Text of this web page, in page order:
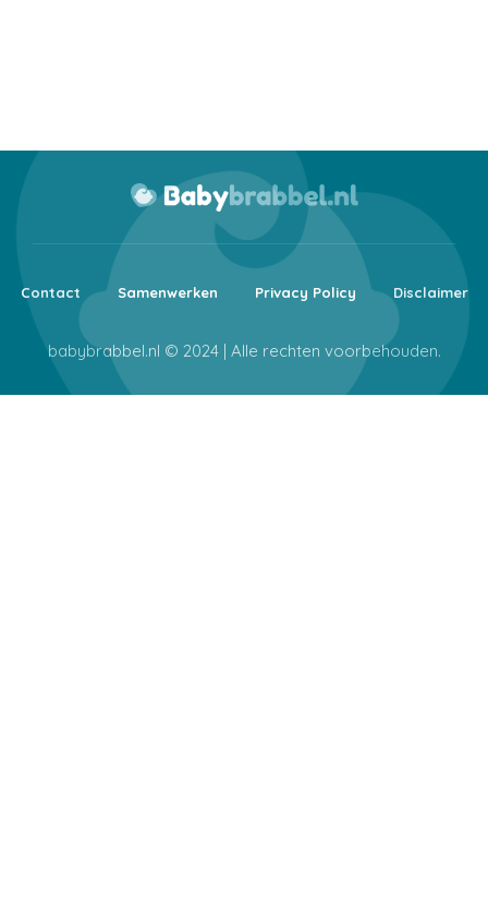
Contact Samenwerken Privacy Policy Disclaimer
babybrabbel.nl © 2024 | Alle rechten voorbehouden.